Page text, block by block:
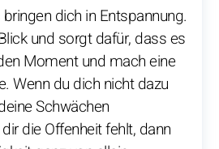
dich in Entspannung.
und sorgt dafür, dass es
Moment und mach eine
Wenn du dich nicht dazu
Schwächen
die Offenheit fehlt, dann